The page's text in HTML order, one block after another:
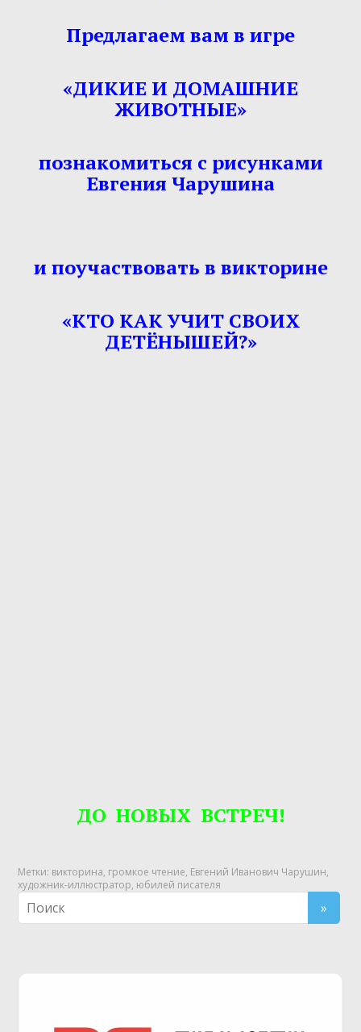
Предлагаем вам в игре
«ДИКИЕ И ДОМАШНИЕ
ЖИВОТНЫЕ»
познакомиться с рисунками
Евгения Чарушина
и поучаствовать в викторине
«КТО КАК УЧИТ СВОИХ
ДЕТЁНЫШЕЙ?»
ДО НОВЫХ ВСТРЕЧ!
Метки: викторина, громкое чтение, Евгений Иванович Чарушин,
художник-иллюстратор, юбилей писателя